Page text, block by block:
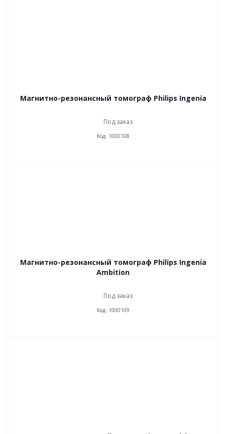
Магнитно-резонансный томограф Philips Ingenia
Под заказ
Код: 1000108
Магнитно-резонансный томограф Philips Ingenia
Ambition
Под заказ
Код: 1000109